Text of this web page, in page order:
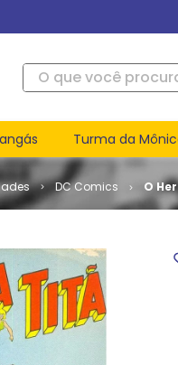
O que você procura?
Turma da
DC Comics
O
4ª